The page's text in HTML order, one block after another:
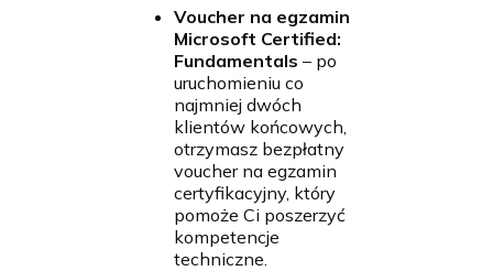
Voucher na egzamin
Microsoft Certified:
Fundamentals – po
uruchomieniu co
najmniej dwóch
klientów końcowych,
otrzymasz bezpłatny
voucher na egzamin
certyfikacyjny, który
pomoże Ci poszerzyć
kompetencje
techniczne.